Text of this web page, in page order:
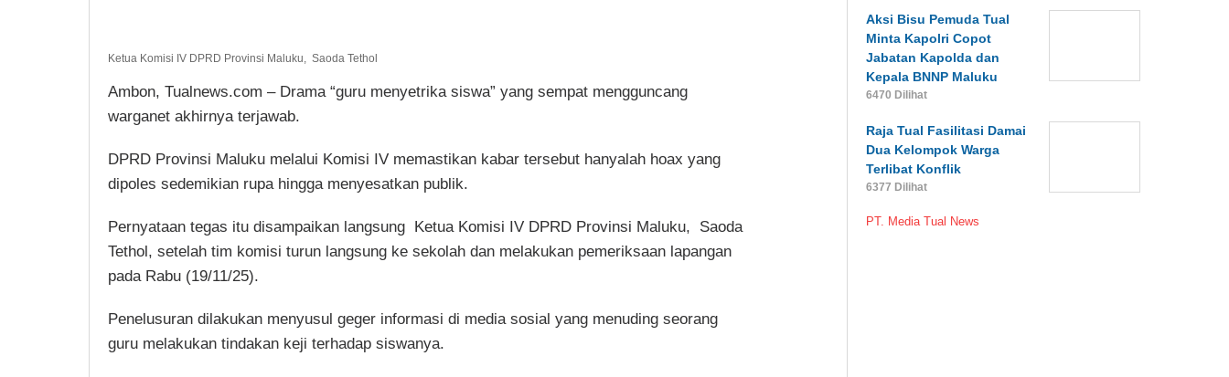
Ketua Komisi IV DPRD Provinsi Maluku, Saoda Tethol
Ambon, Tualnews.com – Drama “guru menyetrika siswa” yang sempat mengguncang
warganet akhirnya terjawab.
DPRD Provinsi Maluku melalui Komisi IV memastikan kabar tersebut hanyalah hoax yang
dipoles sedemikian rupa hingga menyesatkan publik.
Pernyataan tegas itu disampaikan langsung Ketua Komisi IV DPRD Provinsi Maluku, Saoda
Tethol, setelah tim komisi turun langsung ke sekolah dan melakukan pemeriksaan lapangan
pada Rabu (19/11/25).
Penelusuran dilakukan menyusul geger informasi di media sosial yang menuding seorang
guru melakukan tindakan keji terhadap siswanya.
Aksi Bisu Pemuda Tual
Minta Kapolri Copot
Jabatan Kapolda dan
Kepala BNNP Maluku
6470 Dilihat
Raja Tual Fasilitasi Damai
Dua Kelompok Warga
Terlibat Konflik
6377 Dilihat
PT. Media Tual News